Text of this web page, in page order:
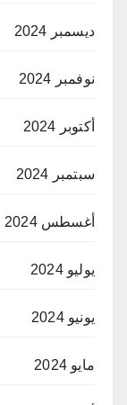
ديسمبر 2024
نوفمبر 2024
أكتوبر 2024
سبتمبر 2024
أغسطس 2024
يوليو 2024
يونيو 2024
مايو 2024